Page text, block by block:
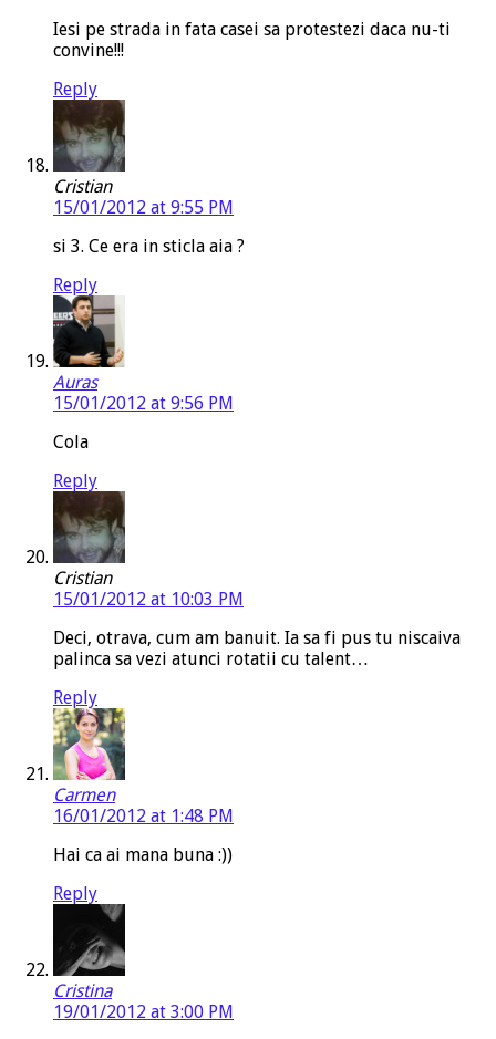
Iesi pe strada in fata casei sa protestezi daca nu-ti
convine!!!
Reply
Cristian
15/01/2012 at 9:55 PM
si 3. Ce era in sticla aia ?
Reply
Auras
15/01/2012 at 9:56 PM
Cola
Reply
Cristian
15/01/2012 at 10:03 PM
Deci, otrava, cum am banuit. Ia sa fi pus tu niscaiva
palinca sa vezi atunci rotatii cu talent…
Reply
Carmen
16/01/2012 at 1:48 PM
Hai ca ai mana buna :))
Reply
Cristina
19/01/2012 at 3:00 PM